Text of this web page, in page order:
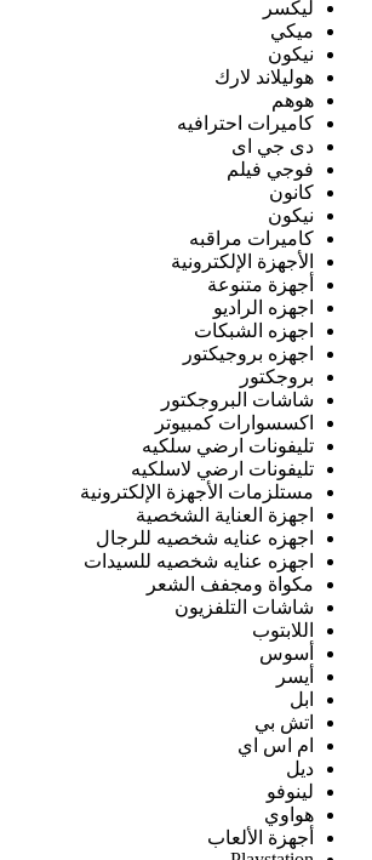
ليكسر
ميكي
نيكون
هوليلاند لارك
هوهم
كاميرات احترافيه
دى جي اى
فوجي فيلم
كانون
نيكون
كاميرات مراقبه
الأجهزة الإلكترونية
أجهزة متنوعة
اجهزه الراديو
اجهزه الشبكات
اجهزه بروجيكتور
بروجكتور
شاشات البروجكتور
اكسسوارات كمبيوتر
تليفونات ارضي سلكيه
تليفونات ارضي لاسلكيه
مستلزمات الأجهزة الإلكترونية
اجهزة العناية الشخصية
اجهزه عنايه شخصيه للرجال
اجهزه عنايه شخصيه للسيدات
مكواة ومجفف الشعر
شاشات التلفزيون
اللابتوب
أسوس
أيسر
ابل
اتش بي
ام اس اي
ديل
لينوفو
هواوي
أجهزة الألعاب